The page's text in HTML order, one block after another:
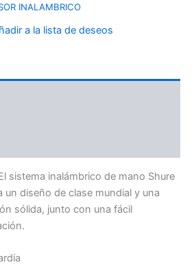
INALAMBRICO
a la lista de deseos
sistema inalámbrico de mano Shure
un diseño de clase mundial y una
sólida, junto con una fácil